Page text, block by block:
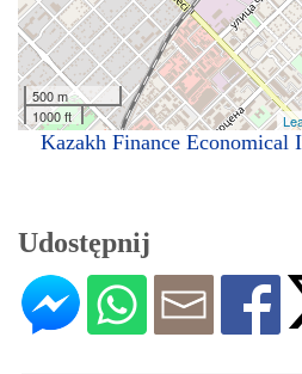
500 m
1000 ft
Kazakh Finance Economical
Udostępnij